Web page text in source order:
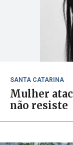
SANTA CATARINA
Mulher
não resiste